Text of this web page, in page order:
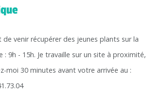
de venir récupérer des jeunes plants sur la
: 9h - 15h. Je travaille sur un site à proximité,
moi 30 minutes avant votre arrivée au :